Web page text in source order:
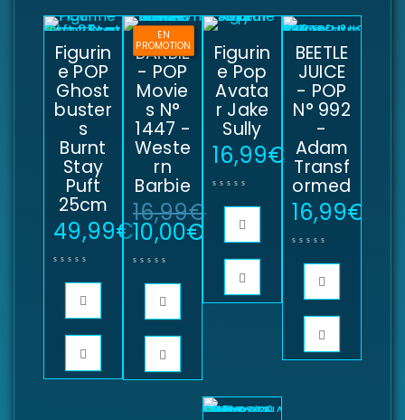
Figurin
e POP
Ghost
buster
s
Burnt
Stay
Puft
25cm
49,99€
EN
PROMOTION
BARBIE
- POP
Movie
s N°
1447 -
Weste
rn
Barbie
16,99€
10,00€
Figurin
e Pop
Avata
r Jake
Sully
16,99€
BEETLE
JUICE
- POP
N° 992
-
Adam
Transf
ormed
16,99€